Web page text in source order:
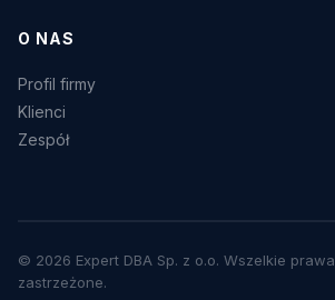
O NAS
Profil firmy
Klienci
Zespół
© 2026 Expert DBA Sp. z o.o. Wszelkie prawa
zastrzeżone.